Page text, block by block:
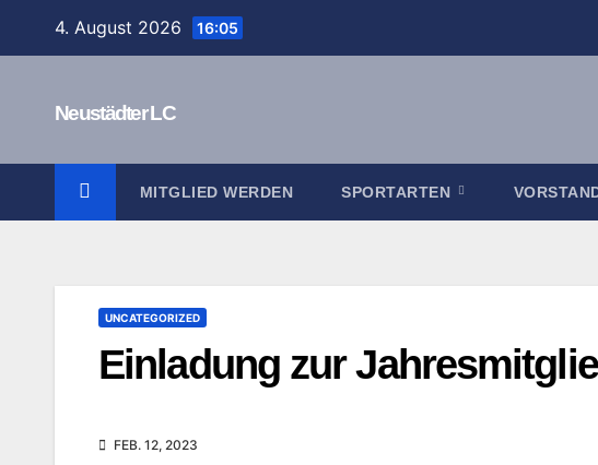
4. August 2026 16:05
Neustädter LC
MITGLIED WERDEN SPORTARTEN
UNCATEGORIZED
Einladung zur
FEB. 12, 2023